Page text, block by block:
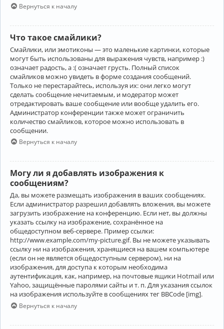
Вернуться к началу
Что такое смайлики?
Смайлики, или эмотиконы — это маленькие картинки, которые
могут быть использованы для выражения чувств, например :)
означает радость, а :( означает грусть. Полный список
смайликов можно увидеть в форме создания сообщений.
Только не перестарайтесь, используя их: они легко могут
сделать сообщение нечитаемым, и модератор может
отредактировать ваше сообщение или вообще удалить его.
Администратор конференции также может ограничить
количество смайликов, которое можно использовать в
сообщении.
Вернуться к началу
Могу ли я добавлять изображения к
сообщениям?
Да, вы можете размещать изображения в ваших сообщениях.
Если администратор разрешил добавлять вложения, вы можете
загрузить изображение на конференцию. Если нет, вы должны
указать ссылку на изображение, сохранённое на
общедоступном веб-сервере. Пример ссылки:
http://www.example.com/my-picture.gif. Вы не можете указывать
ссылку ни на изображения, хранящиеся на вашем компьютере
(если он не является общедоступным сервером), ни на
изображения, для доступа к которым необходима
аутентификация, как, например, на почтовые ящики Hotmail или
Yahoo, защищённые паролями сайты и т. п. Для указания ссылок
на изображения используйте в сообщениях тег BBCode [img].
Вернуться к началу